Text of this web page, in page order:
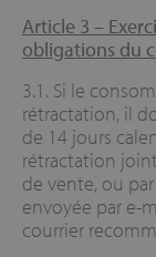
Article 3 –
obligations du
3.1. Si le
rétractation, il
de 14 jours
rétractation
de vente, ou
envoyée par e-
courrier